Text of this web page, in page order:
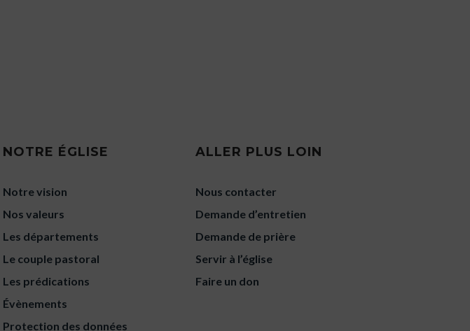
NOTRE ÉGLISE
Notre vision
Nos valeurs
Les départements
Le couple pastoral
Les prédications
Évènements
Protection des données
ALLER PLUS LOIN
Nous contacter
Demande d’entretien
Demande de prière
Servir à l’église
Faire un don